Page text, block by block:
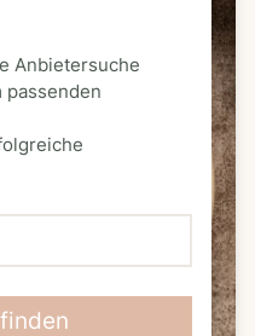
Anbietersuche
passenden